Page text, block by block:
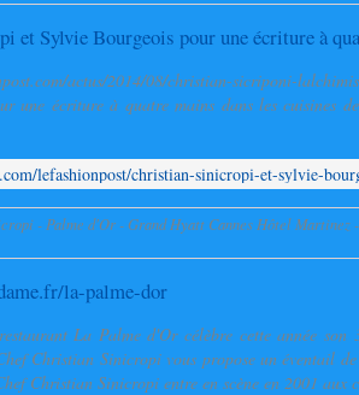
actus/2014/08/christian-sicriponi-
une écriture à quatre mains dans les cuisines
- Palme d'Or - Grand Hyatt Cannes Hôtel Martinez
la-palme-dor
La Palme d'Or célèbre cette année son
Christian Sinicropi vous propose un éventail
Christian Sinicropi entre en scène en 2001 aux